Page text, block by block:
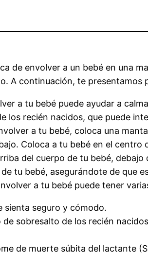
de envolver a un bebé en una
A continuación, te presentamos
a tu bebé puede ayudar a
los recién nacidos, que puede
a tu bebé, coloca una
Coloca a tu bebé en el
del cuerpo de tu bebé,
tu bebé, asegurándote de que
a tu bebé puede tener
sienta seguro y cómodo.
sobresalto de los recién
de muerte súbita del lactante